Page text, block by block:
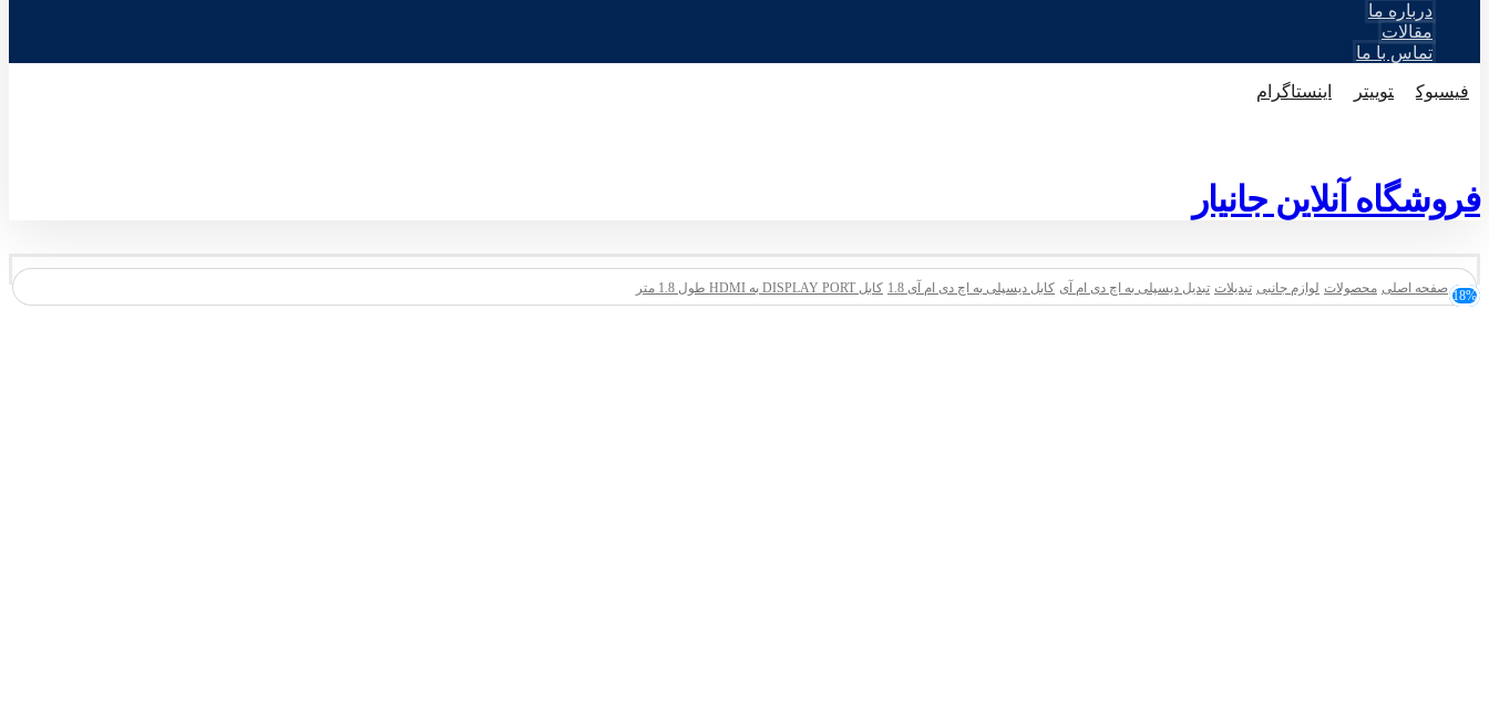
درباره ما
مقالات
تماس با ما
فيسبوک توییتر
اینستاگرام
فروشگاه آنلاین جانیار
صفحه اصلی محصولات لوازم جانبی تبدیلات تبدیل دیسپلی به اچ دی ام آی کابل دیسپلی به اچ دی ام آی 1.8 کابل DISPLAY PORT به HDMI طول 1.8 متر 18%